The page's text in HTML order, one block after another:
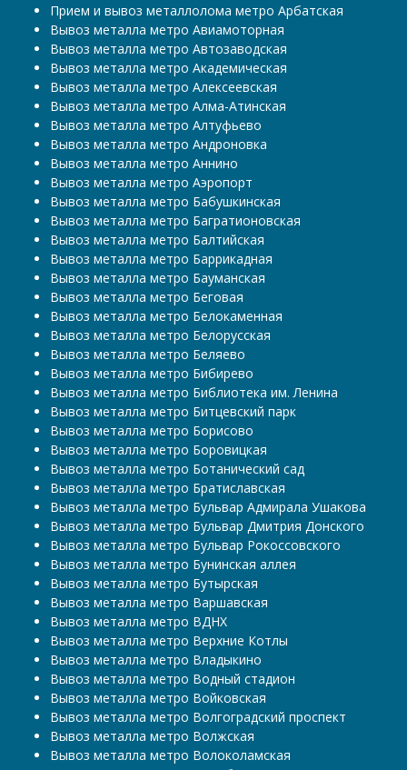
Прием и вывоз металлолома метро Арбатская
Вывоз металла метро Авиамоторная
Вывоз металла метро Автозаводская
Вывоз металла метро Академическая
Вывоз металла метро Алексеевская
Вывоз металла метро Алма-Атинская
Вывоз металла метро Алтуфьево
Вывоз металла метро Андроновка
Вывоз металла метро Аннино
Вывоз металла метро Аэропорт
Вывоз металла метро Бабушкинская
Вывоз металла метро Багратионовская
Вывоз металла метро Балтийская
Вывоз металла метро Баррикадная
Вывоз металла метро Бауманская
Вывоз металла метро Беговая
Вывоз металла метро Белокаменная
Вывоз металла метро Белорусская
Вывоз металла метро Беляево
Вывоз металла метро Бибирево
Вывоз металла метро Библиотека им. Ленина
Вывоз металла метро Битцевский парк
Вывоз металла метро Борисово
Вывоз металла метро Боровицкая
Вывоз металла метро Ботанический сад
Вывоз металла метро Братиславская
Вывоз металла метро Бульвар Адмирала Ушакова
Вывоз металла метро Бульвар Дмитрия Донского
Вывоз металла метро Бульвар Рокоссовского
Вывоз металла метро Бунинская аллея
Вывоз металла метро Бутырская
Вывоз металла метро Варшавская
Вывоз металла метро ВДНХ
Вывоз металла метро Верхние Котлы
Вывоз металла метро Владыкино
Вывоз металла метро Водный стадион
Вывоз металла метро Войковская
Вывоз металла метро Волгоградский проспект
Вывоз металла метро Волжская
Вывоз металла метро Волоколамская